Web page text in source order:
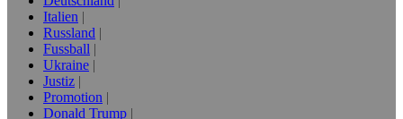
Italien
Russland
Fussball
Ukraine
Justiz
Promotion
Donald Trump